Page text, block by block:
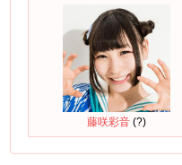
藤咲彩音(?)